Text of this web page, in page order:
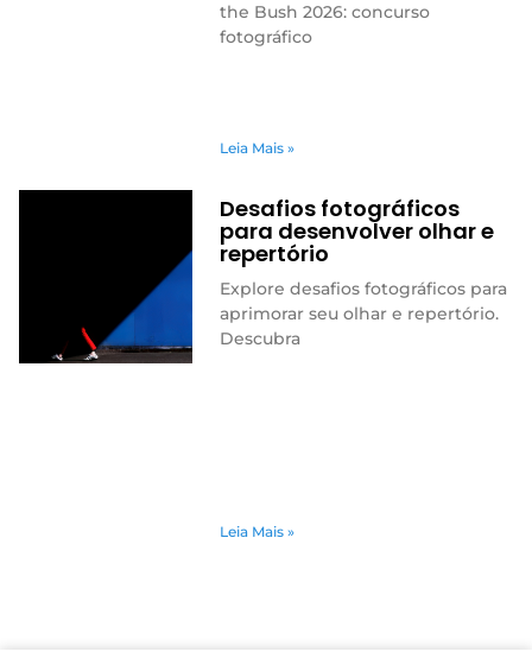
the Bush 2026: concurso
fotográfico
Leia Mais »
Desafios fotográficos
para desenvolver olhar e
repertório
Explore desafios fotográficos para
aprimorar seu olhar e repertório.
Descubra
Leia Mais »